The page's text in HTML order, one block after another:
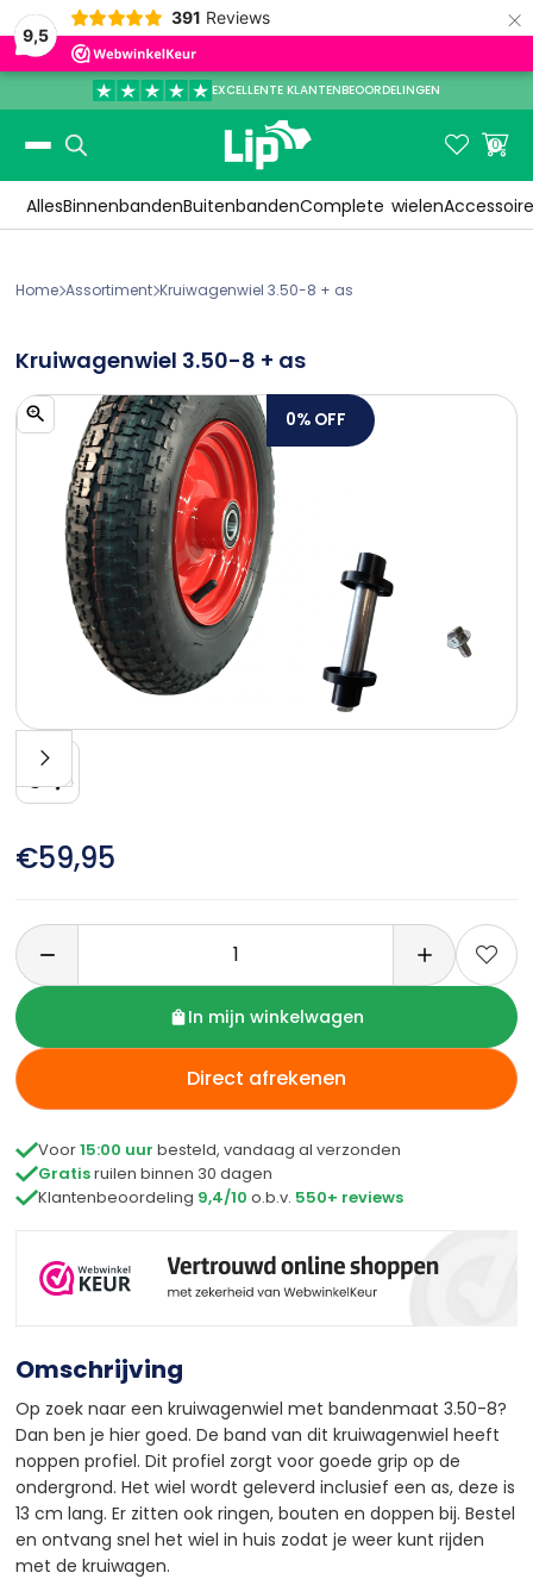
9,5
391 Reviews ×
EXCELLENTE KLANTENBEOORDELINGEN
Slide 3 of 3.
 
0
AllesBinnenbandenBuitenbandenComplete wielen
HomeAssortimentKruiwagenwiel 3.50-8 + as
Kruiwagenwiel 3.50-8 + as
0% OFF
€59,95

In mijn winkelwagen
Direct afrekenen
Voor15:00 uur besteld, vandaag al verzonden
Gratisruilen binnen 30 dagen
Klantenbeoordeling 9,4/10 o.b.v. 550+ reviews
Omschrijving
Op zoek naar een kruiwagenwiel met bandenmaat 3.50-8?
Dan ben je hier goed. De band van dit kruiwagenwiel heeft
noppen profiel. Dit profiel zorgt voor goede grip op de
ondergrond. Het wiel wordt geleverd inclusief een as, deze is
13 cm lang. Er zitten ook ringen, bouten en doppen bij. Bestel
en ontvang snel het wiel in huis zodat je weer kunt rijden
met de kruiwagen.